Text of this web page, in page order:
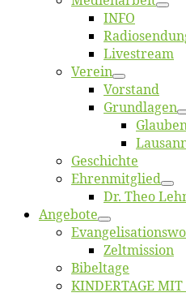
INFO
Live­stream
Ver­ein
Vor­stand
Grund­la­gen
Ge­schich­te
Eh­ren­mit­glied
Dr. Theo
An­ge­bo­te
Zelt­mis­si­on
Bi­bel­ta­ge
KINDERTAGE